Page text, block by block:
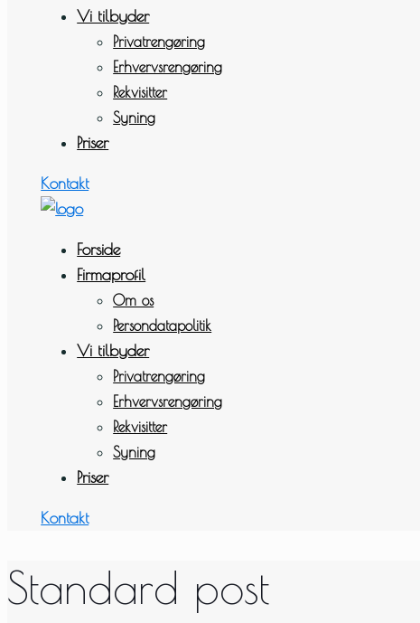
Vi tilbyder
Privatrengøring
Erhvervsrengøring
Rekvisitter
Syning
Priser
Kontakt
Forside
Firmaprofil
Om os
Persondatapolitik
Vi tilbyder
Privatrengøring
Erhvervsrengøring
Rekvisitter
Syning
Priser
Kontakt
Standard post